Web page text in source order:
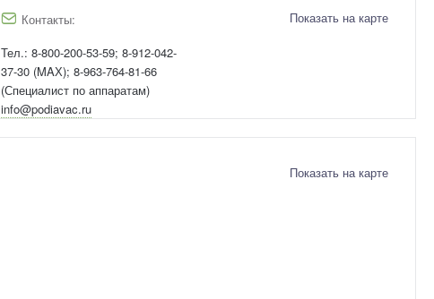
Контакты:
Тел.: 8-800-200-53-59; 8-912-042-
37-30 (MAХ); 8-963-764-81-66
(Специалист по аппаратам)
info@podiavac.ru
Показать на карте
Показать на карте